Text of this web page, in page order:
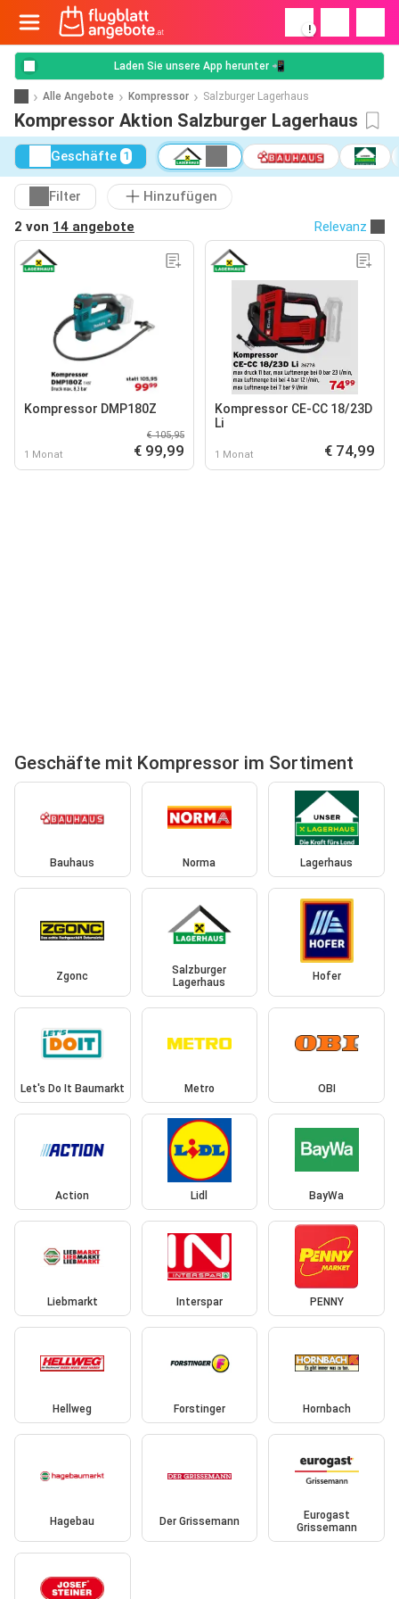
!
Laden Sie unsere App herunter 📲
Alle Angebote Kompressor Salzburger Lagerhaus
Kompressor Aktion Salzburger Lagerhaus
Geschäfte 1
Filter
Hinzufügen
2 von 14 angebote Relevanz
Kompressor DMP180Z
1 Monat
€ 105,95
€ 99,99
Kompressor CE-CC 18/23D
Li
1 Monat € 74,99
Geschäfte mit Kompressor im Sortiment
Bauhaus Norma Lagerhaus
Zgonc
Salzburger
Lagerhaus
Hofer
Let's Do It Baumarkt Metro OBI
Action Lidl BayWa
Liebmarkt Interspar PENNY
Hellweg Forstinger Hornbach
Hagebau Der Grissemann
Eurogast
Grissemann